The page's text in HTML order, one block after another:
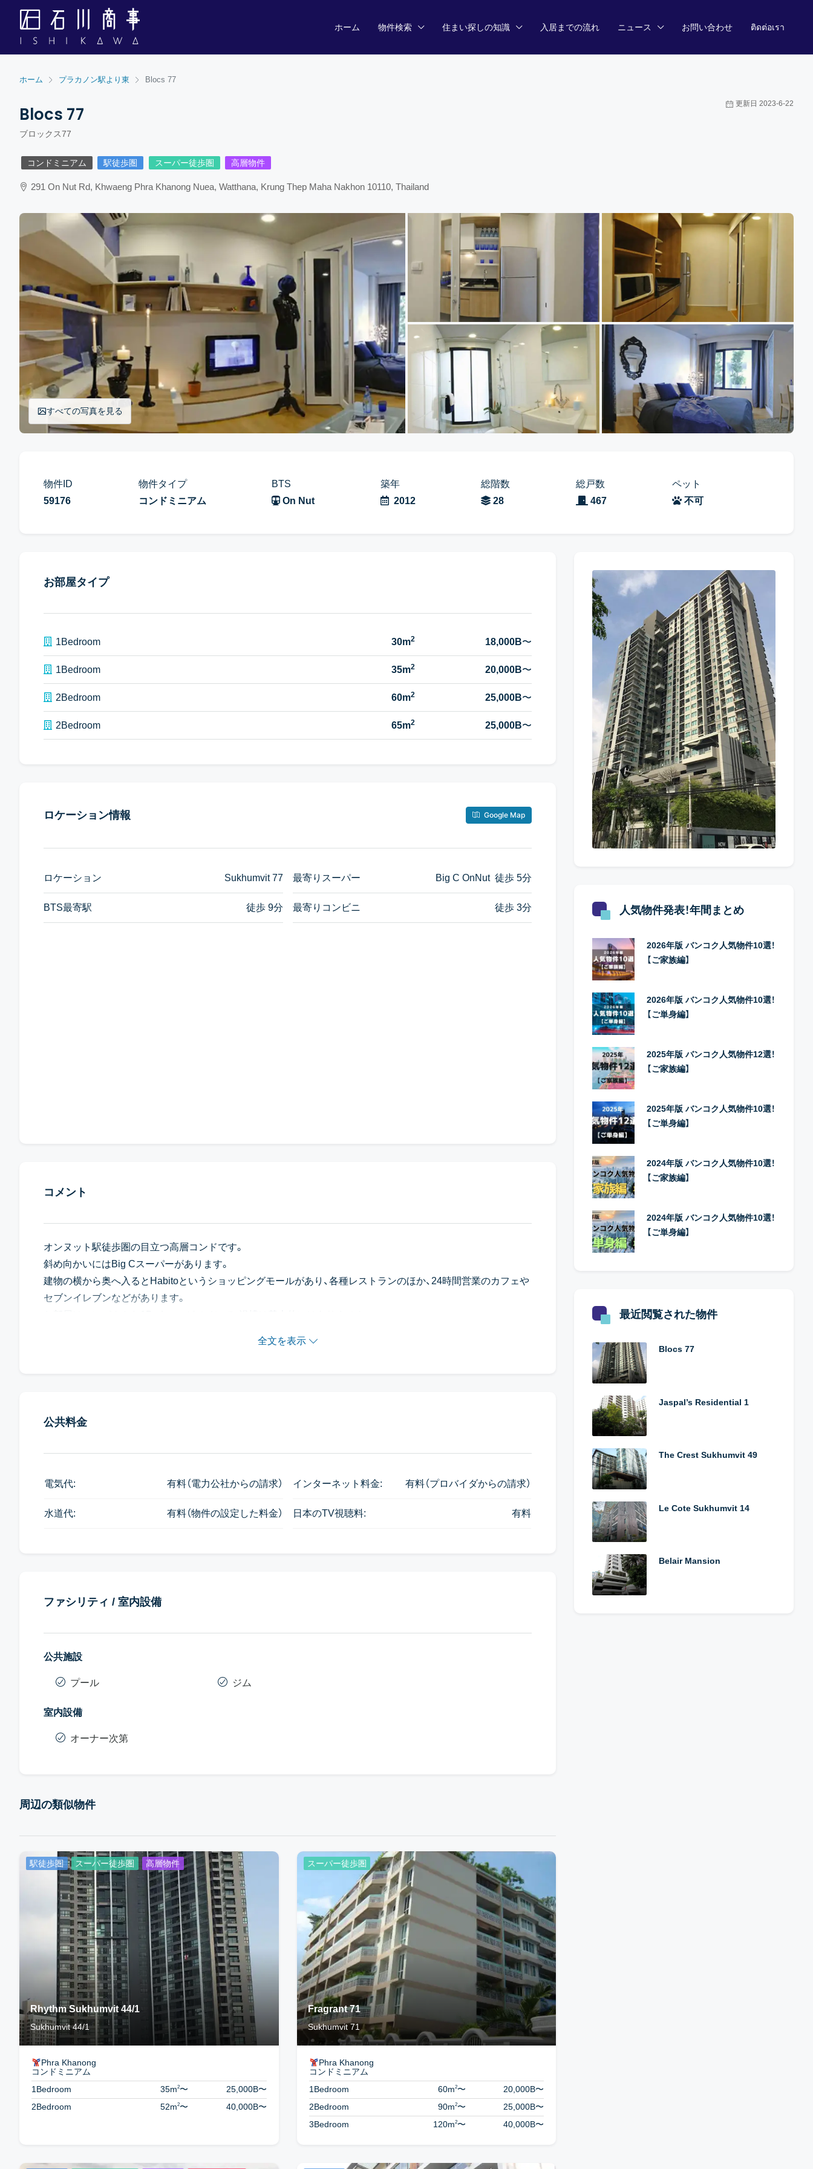
ホーム 物件検索 住まい探しの知識 入居までの流れ ニュース お問い合わせ ติดต่อเรา
ホーム プラカノン駅より東 Blocs 77
Blocs 77
ブロックス77
更新日 2023-6-22
コンドミニアム 駅徒歩圏 スーパー徒歩圏 高層物件
291 On Nut Rd, Khwaeng Phra Khanong Nuea, Watthana, Krung Thep Maha Nakhon 10110, Thailand
すべての写真を見る
物件ID
59176
物件タイプ
コンドミニアム
BTS
On Nut
築年
2012
総階数
28
総戸数
467
ペット
不可
お部屋タイプ
1Bedroom 30m2 18,000B〜
1Bedroom 35m2 20,000B〜
2Bedroom 60m2 25,000B〜
2Bedroom 65m2 25,000B〜
ロケーション情報 Google Map
ロケーション Sukhumvit 77
BTS最寄駅 徒歩 9分
最寄りスーパー Big C OnNut 徒歩 5分
最寄りコンビニ 徒歩 3分
コメント
オンヌット駅徒歩圏の目立つ高層コンドです。
斜め向かいにはBig Cスーパーがあります。
建物の横から奥へ入るとHabitoというショッピングモールがあり、各種レストランのほか、24時間営業のカフェや
セブンイレブンなどがあります。
全文を表示
公共料金
電気代: 有料（電力公社からの請求）
水道代: 有料（物件の設定した料金）
インターネット料金: 有料（プロバイダからの請求）
日本のTV視聴料: 有料
ファシリティ / 室内設備
公共施設
プール ジム
室内設備
オーナー次第
周辺の類似物件
駅徒歩圏 スーパー徒歩圏 高層物件
Rhythm Sukhumvit 44/1
Sukhumvit 44/1
Phra Khanong
コンドミニアム
1Bedroom
35m2〜 25,000B〜
2Bedroom
52m2〜 40,000B〜
スーパー徒歩圏
Fragrant 71
Sukhumvit 71
Phra Khanong
コンドミニアム
1Bedroom
60m2〜 20,000B〜
2Bedroom
90m2〜 25,000B〜
3Bedroom
120m2〜 40,000B〜
人気物件発表！年間まとめ
2026年版 バンコク人気物件10選！
【ご家族編】
2026年版 バンコク人気物件10選！
【ご単身編】
2025年版 バンコク人気物件12選！
【ご家族編】
2025年版 バンコク人気物件10選！
【ご単身編】
2024年版 バンコク人気物件10選！
【ご家族編】
2024年版 バンコク人気物件10選！
【ご単身編】
最近閲覧された物件
Blocs 77
Jaspal’s Residential 1
The Crest Sukhumvit 49
Le Cote Sukhumvit 14
Belair Mansion